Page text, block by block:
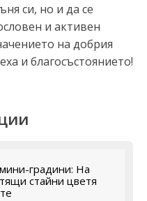
си, но и да се
и активен
на добрия
и благосъстоянието!
градини: На
стайни цветя